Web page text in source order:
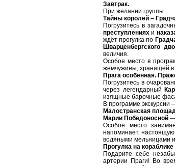
Завтрак.
При желании группы.
Тайны королей –
Погрузитесь в
преступлениях и
ждёт прогулка по
Шварценбергского
величия.
Особое место в
жемчужины, хранящей в
Прага особенная.
Погрузитесь в
через легендарный
изящные барочные
В программе экскурсии
Малостранская
Марии Победоносной —
Особое место
напоминает
водяными мельницами
Прогулка на
Подарите себе
артерии Праги! Во